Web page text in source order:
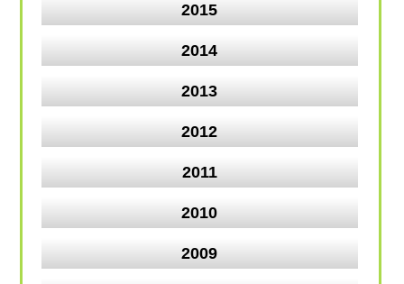
2015
2014
2013
2012
2011
2010
2009